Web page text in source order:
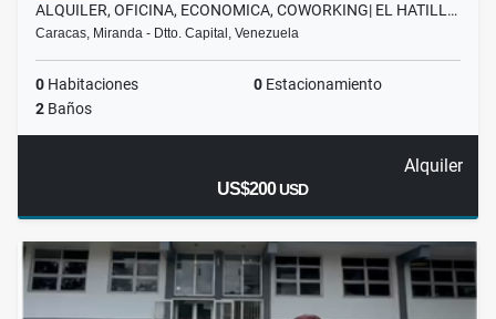
ALQUILER, OFICINA, ECONOMICA, COWORKING| EL HATILL…
Caracas, Miranda - Dtto. Capital, Venezuela
0 Habitaciones 0 Estacionamiento
2 Baños
Alquiler
US$200USD